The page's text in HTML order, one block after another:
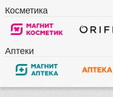
Косметика
Аптеки